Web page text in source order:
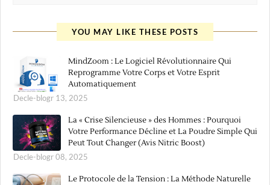
YOU MAY LIKE THESE POSTS
MindZoom : Le Logiciel Révolutionnaire Qui
Reprogramme Votre Corps et Votre Esprit
Automatiquement
Decle-blogr 13, 2025
La « Crise Silencieuse » des Hommes : Pourquoi
Votre Performance Décline et La Poudre Simple Qui
Peut Tout Changer (Avis Nitric Boost)
Decle-blogr 08, 2025
Le Protocole de la Tension : La Méthode Naturelle